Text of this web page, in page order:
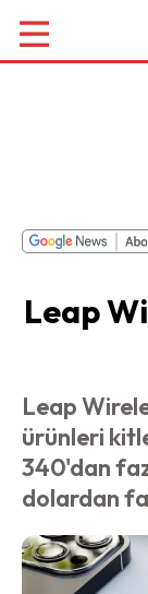
Leap
Leap
ürünleri
340'dan
dolardan